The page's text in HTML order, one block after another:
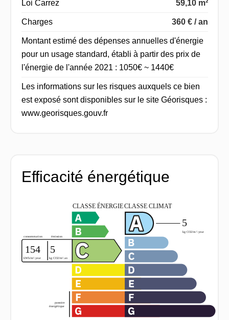
Loi Carrez 59,10 m²
Charges 360 € / an
Montant estimé des dépenses annuelles d'énergie
pour un usage standard, établi à partir des prix de
l'énergie de l'année 2021 : 1050€ ~ 1440€
Les informations sur les risques auxquels ce bien
est exposé sont disponibles sur le site Géorisques :
www.georisques.gouv.fr
Efficacité énergétique